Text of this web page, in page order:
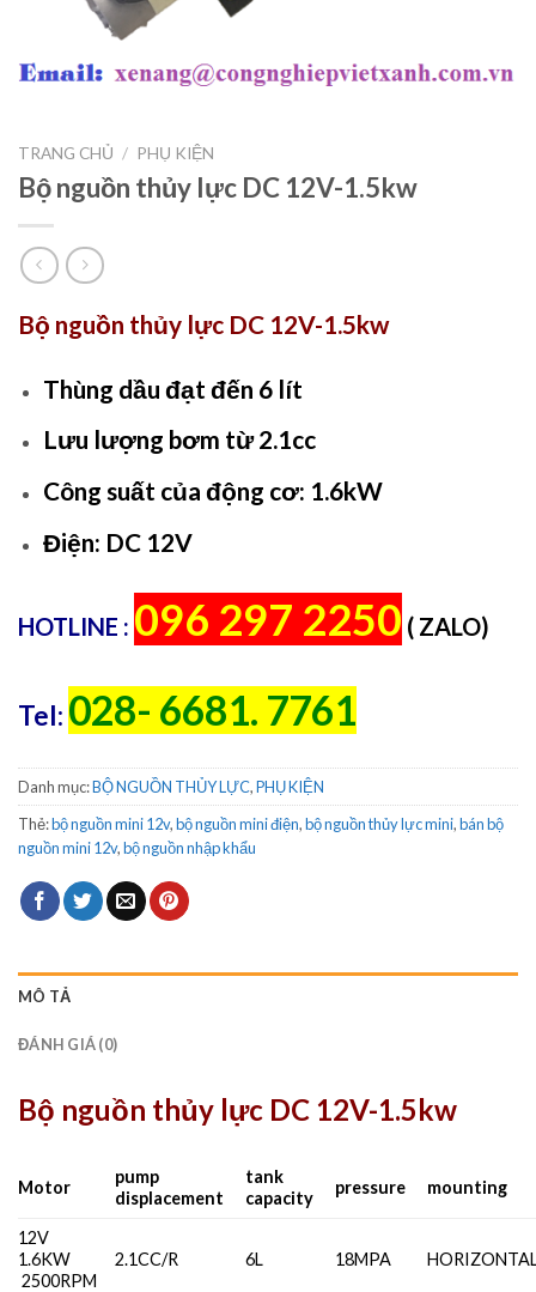
TRANG CHỦ / PHỤ KIỆN
Bộ nguồn thủy lực DC 12V-1.5kw
Bộ nguồn thủy lực DC 12V-1.5kw
Thùng dầu đạt đến 6 lít
Lưu lượng bơm từ 2.1cc
Công suất của động cơ: 1.6kW
Điện: DC 12V
HOTLINE : 096 297 2250 ( ZALO)
Tel: 028- 6681. 7761
Danh mục:BỘ NGUỒN THỦY LỰC,PHỤ KIỆN
Thẻ:bộ nguồn mini 12v,bộ nguồn mini điện,bộ nguồn thủy lực mini,bán bộ
nguồn mini 12v,bộ nguồn nhập khẩu
MÔ TẢ
ĐÁNH GIÁ (0)
Bộ nguồn thủy lực DC 12V-1.5kw
Motor
pump
displacement
tank
capacity
pressure mounting
12V
1.6KW
2500RPM
2.1CC/R 6L 18MPA